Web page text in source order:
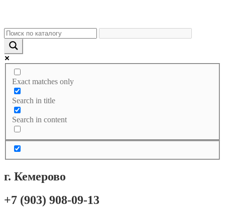
Exact matches only
Search in title
Search in content
г. Кемерово
+7 (903) 908-09-13